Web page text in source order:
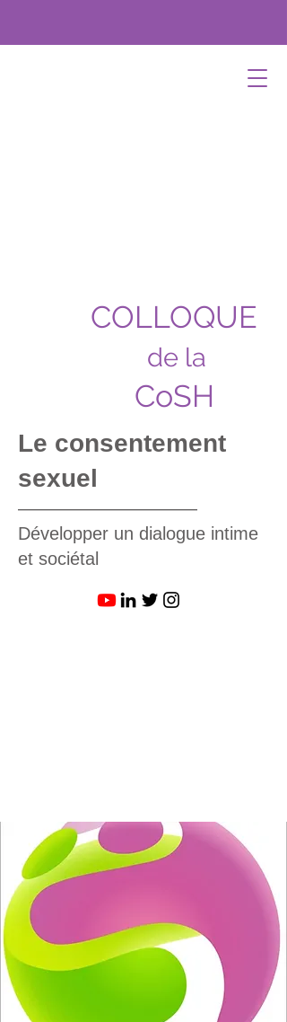
COLLOQUE
de la
CoSH
Le consentement
sexuel
——————————
Développer un dialogue intime
et sociétal